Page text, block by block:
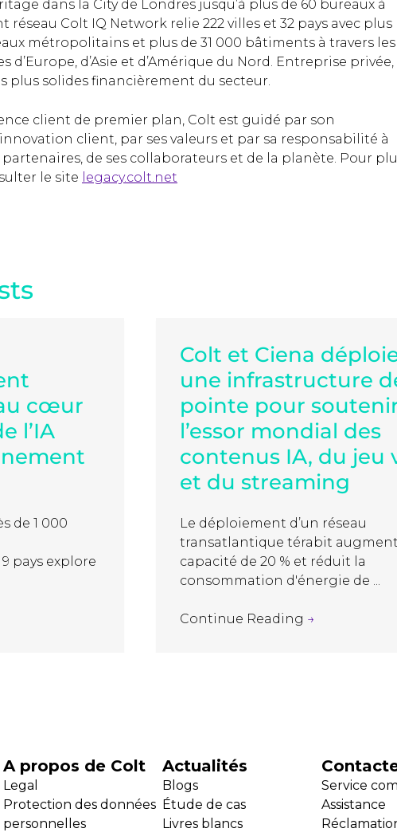
dans la City de Londres jusqu’à plus de 60 bureaux à
réseau Colt IQ Network relie 222 villes et 32 pays avec plus
métropolitains et plus de 31 000 bâtiments à travers les
d’Europe, d’Asie et d’Amérique du Nord. Entreprise privée,
plus solides financièrement du secteur.
client de premier plan, Colt est guidé par son
client, par ses valeurs et par sa responsabilité à
partenaires, de ses collaborateurs et de la planète. Pour
le site legacy.colt.net
cœur
l’IA
de 1 000
pays explore
Colt et Ciena
une infrastructure
pointe pour
l’essor mondial des
contenus IA, du jeu
et du streaming
Le déploiement d’un réseau
transatlantique térabit
capacité de 20 % et réduit la
consommation d'énergie de ...
Continue Reading →
A propos de Colt
Legal
Protection des données
personnelles
Actualités
Blogs
Étude de cas
Livres blancs
Service
Assistance